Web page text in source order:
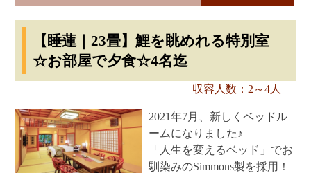
【睡蓮｜23畳】鯉を眺めれる特別室
☆お部屋で夕食☆4名迄
収容人数：2～4人
2021年7月、新しくベッドル
ームになりました♪
「人生を変えるベッド」でお
馴染みのSimmons製を採用！